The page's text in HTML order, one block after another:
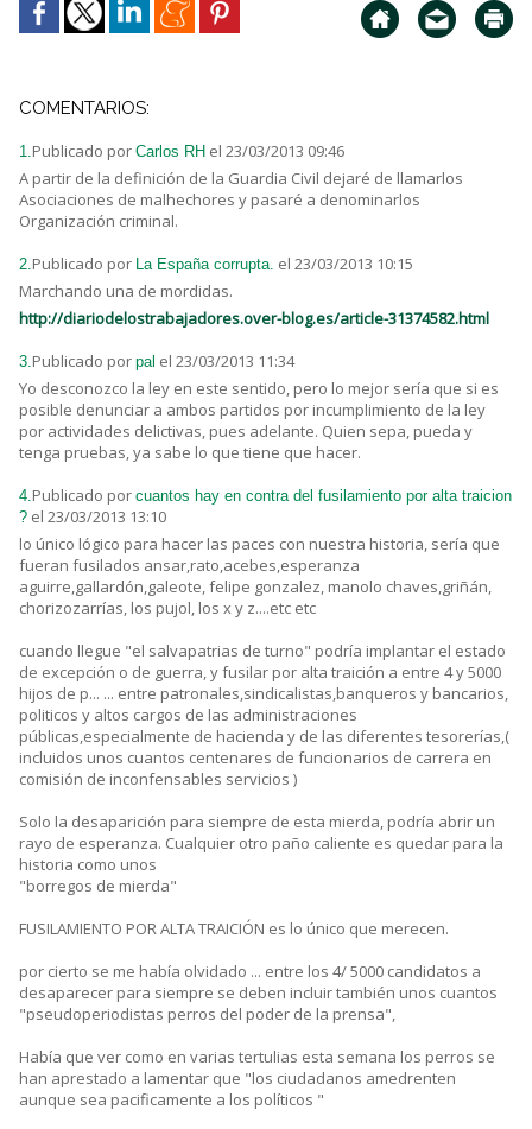
COMENTARIOS:
1.Publicado por Carlos RH el 23/03/2013 09:46
A partir de la definición de la Guardia Civil dejaré de llamarlos
Asociaciones de malhechores y pasaré a denominarlos
Organización criminal.
2.Publicado por La España corrupta. el 23/03/2013 10:15
Marchando una de mordidas.
http://diariodelostrabajadores.over-blog.es/article-31374582.html
3.Publicado por pal el 23/03/2013 11:34
Yo desconozco la ley en este sentido, pero lo mejor sería que si es
posible denunciar a ambos partidos por incumplimiento de la ley
por actividades delictivas, pues adelante. Quien sepa, pueda y
tenga pruebas, ya sabe lo que tiene que hacer.
4.Publicado por cuantos hay en contra del fusilamiento por alta traicion
? el 23/03/2013 13:10
lo único lógico para hacer las paces con nuestra historia, sería que
fueran fusilados ansar,rato,acebes,esperanza
aguirre,gallardón,galeote, felipe gonzalez, manolo chaves,griñán,
chorizozarrías, los pujol, los x y z....etc etc
cuando llegue "el salvapatrias de turno" podría implantar el estado
de excepción o de guerra, y fusilar por alta traición a entre 4 y 5000
hijos de p... ... entre patronales,sindicalistas,banqueros y bancarios,
politicos y altos cargos de las administraciones
públicas,especialmente de hacienda y de las diferentes tesorerías,(
incluidos unos cuantos centenares de funcionarios de carrera en
comisión de inconfensables servicios )
Solo la desaparición para siempre de esta mierda, podría abrir un
rayo de esperanza. Cualquier otro paño caliente es quedar para la
historia como unos
"borregos de mierda"
FUSILAMIENTO POR ALTA TRAICIÓN es lo único que merecen.
por cierto se me había olvidado ... entre los 4/ 5000 candidatos a
desaparecer para siempre se deben incluir también unos cuantos
"pseudoperiodistas perros del poder de la prensa",
Había que ver como en varias tertulias esta semana los perros se
han aprestado a lamentar que "los ciudadanos amedrenten
aunque sea pacificamente a los políticos "